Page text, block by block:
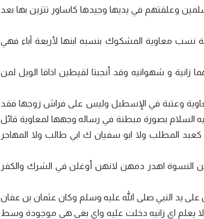
وعلقتهم في يديها وجيدها كاساور تتزين بها بعد
معاوية المشكوك بنسبه ابنها لأربعة آباء فهي
و شهوانيه وقد أنجبتا لقيطين اذاقا الويل لمن
وعتبة في الإسطبل وليس على فراش زوجها فقد
السلام بصورة مبطنة في رساله وجهها لمعاوية قائل
المطلب ولا ابو سفيان ك ابي طالب ولا المهاجر
اهدر دمهن لانهن أوغلن في الشرك والكفر
يد النبي صلى الله عليه وسلم وكان عثمان بن عفان
يعلم اي زانيه دخلت عليه واي بغي هي موجودة وسط